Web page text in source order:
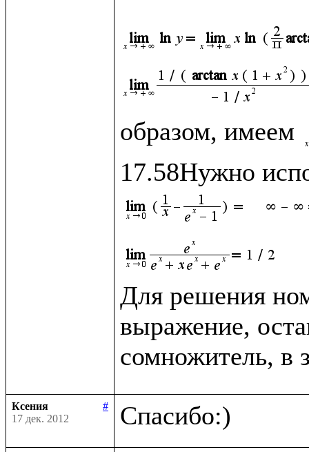
образом, имеем
Для решения
выражение,
сомножитель, в
Ксения
#
17 дек. 2012